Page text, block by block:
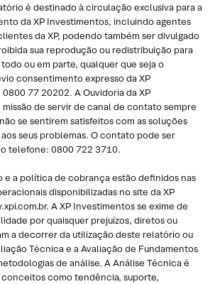
é destinado à circulação exclusiva para a
da XP Investimentos, incluindo agentes
da XP, podendo também ser divulgado
sua reprodução ou redistribuição para
ou em parte, qualquer que seja o
consentimento expresso da XP
77 20202. A Ouvidoria da XP
de servir de canal de contato sempre
se sentirem satisfeitos com as soluções
seus problemas. O contato pode ser
telefone: 0800 722 3710.
e a política de cobrança estão definidos nas
disponibilizadas no site da XP
A XP Investimentos se exime de
por quaisquer prejuízos, diretos ou
a decorrer da utilização deste relatório ou
Técnica e a Avaliação de Fundamentos
de análise. A Análise Técnica é
como tendência, suporte,